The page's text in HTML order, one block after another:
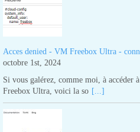
Acces denied - VM Freebox Ultra -
octobre 1st, 2024
Si vous galérez, comme moi, à accéder
Freebox Ultra, voici la so [...]